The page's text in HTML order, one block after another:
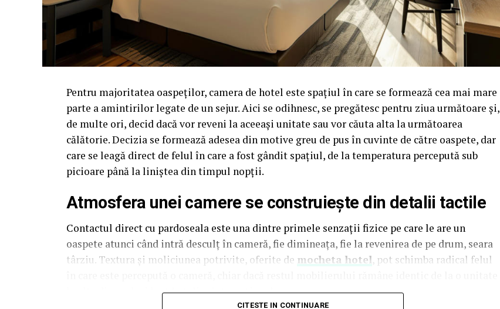
Pentru majoritatea oaspeților, camera de hotel este spațiul în care se formează cea mai mare
parte a amintirilor legate de un sejur. Aici se odihnesc, se pregătesc pentru ziua următoare și,
de multe ori, decid dacă vor reveni la aceeași unitate sau vor căuta alta la următoarea
călătorie. Decizia se formează adesea din motive greu de pus în cuvinte de către oaspete, dar
care se leagă direct de felul în care a fost gândit spațiul, de la temperatura percepută sub
picioare până la liniștea din timpul nopții.
Atmosfera unei camere se construiește din detalii tactile
Contactul direct cu pardoseala este una dintre primele senzații fizice pe care le are un
oaspete atunci când intră desculț în cameră, fie dimineața, fie la revenirea de pe drum, seara
târziu. Textura și moliciunea potrivite, oferite de mocheta hotel, pot schimba radical felul
la alta din același lanț hotelier internațional.
CITESTE IN CONTINUARE